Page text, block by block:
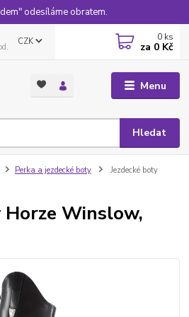
odesíláme obratem.
Menu
CZK
Hledat
0 ks
za 0 Kč
Perka a jezdecké boty
Jezdecké boty
Horze Winslow,